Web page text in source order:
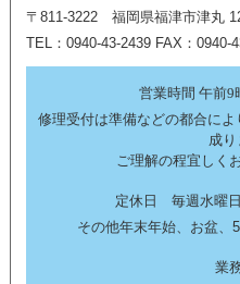
〒811-3222 福岡県福津市津丸
TEL：0940-43-2439 FAX：0940-
営業時間 午前9
修理受付は準備などの都合に
成り
ご理解の程宜しく
定休日 毎週水曜
その他年末年始、お盆、
業